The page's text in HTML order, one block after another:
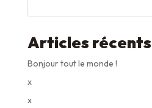
Articles récents
Bonjour tout le monde !
x
x